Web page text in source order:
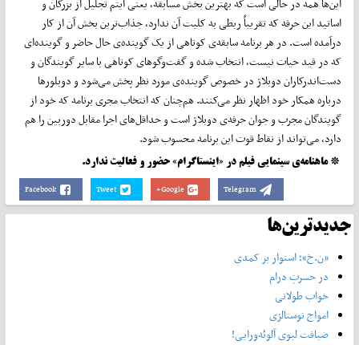
اساتید این حرفه که تقریباً ربطی به کلیت آن ندارد، جذاب‌ترین بخش آن از کار
درآمده است. در هر برنامه سابقه‌ی کوتاهی از یک گوینده‌ی حال حاضر و گوینده‌ای
که در قید حیات نیست، انتخاب شده و گفت‌وگوهای کوتاهی با سایر گویندگان و
دست‌اندرکاران دوبلاژ در خصوص گوینده‌ی مورد نظر پخش می‌شود و دوبلورها
درباره همکار خود اظهار نظر می‌کنند. هم‌چنان که انتخاب مجری برنامه که خود از
گویندگان مجرب و جوان حرفه‌ی دوبلاژ است و حداقل‌های اجرا مقابل دوربین را هم
دارد، می‌تواند از نقاط قوت این برنامه محسوب شود.
* ماهنامه‌ی سینمایی فیلم در «اینستاگرام» حضور و فعالیت ندارد.
Facebook Tweet Google+ Telegram
جدیدترین‌ها
«ن.خ»؛ استوار بر کمدی
در حسرتِ درام
خواب طولانی
امواج نوستالژی
ضیافت لبوی آلوئه‌ورایی!